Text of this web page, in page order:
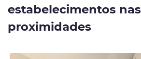
estabelecimentos nas
proximidades